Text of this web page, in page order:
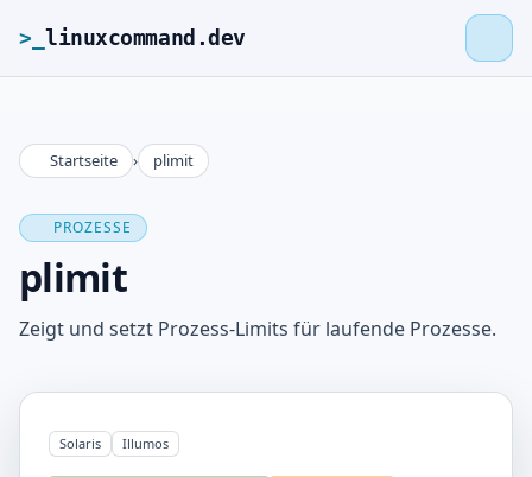
>_ linuxcommand.dev
>_linuxcommand.dev
Roadmap
Kontakt
Impressum
Startseite › plimit
PROZESSE
plimit
Zeigt und setzt Prozess-Limits für laufende Prozesse.
Solaris Illumos